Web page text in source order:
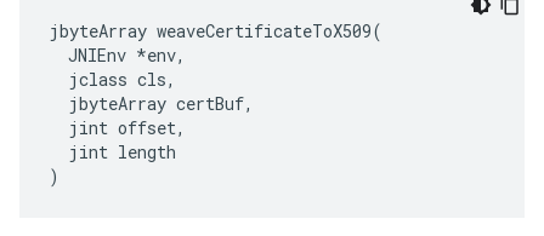
jbyteArray weaveCertificateToX509(
  JNIEnv *env,
  jclass cls,
  jbyteArray certBuf,
  jint offset,
  jint length
)